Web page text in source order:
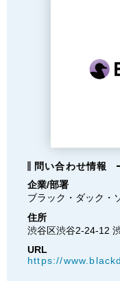
問い合わせ情報
企業/部署
ブラック・ダック・
住所
渋谷区渋谷2-24-12
URL
https://